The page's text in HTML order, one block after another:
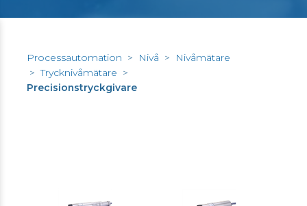
Processautomation > Nivå >
Nivåmätare
>Trycknivåmätare >
Precisionstryckgivare